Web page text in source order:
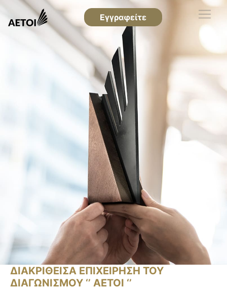
Εγγραφείτε
ΔΙΑΚΡΙΘΕΙΣΑ ΕΠΙΧΕΙΡΗΣΗ ΤΟΥ
ΔΙΑΓΩΝΙΣΜΟΥ ‘’ ΑΕΤΟΙ ‘’